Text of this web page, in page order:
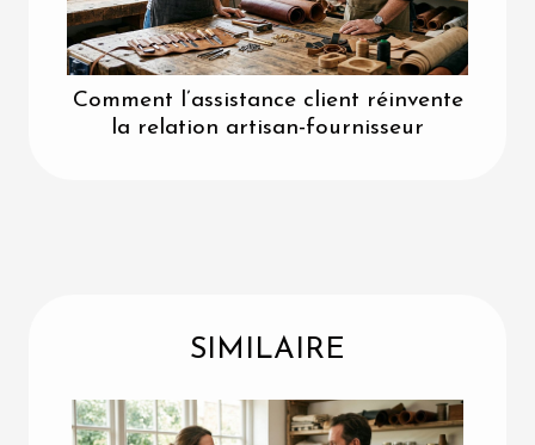
Comment l’assistance client réinvente
la relation artisan-fournisseur
SIMILAIRE